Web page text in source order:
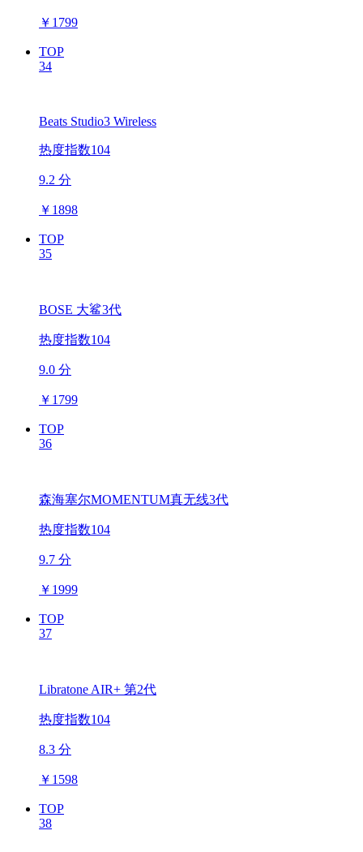
￥ 1799
TOP
34
Beats Studio3 Wireless
热度指数104
9.2 分
￥ 1898
TOP
35
BOSE 大鲨3代
热度指数104
9.0 分
￥ 1799
TOP
36
森海塞尔MOMENTUM真无线3代
热度指数104
9.7 分
￥ 1999
TOP
37
Libratone AIR+ 第2代
热度指数104
8.3 分
￥ 1598
TOP
38